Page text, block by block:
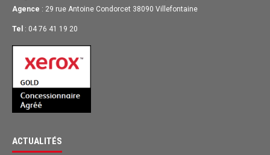
Agence : 29 rue Antoine Condorcet 38090 Villefontaine
Tel : 04 76 41 19 20
ACTUALITÉS